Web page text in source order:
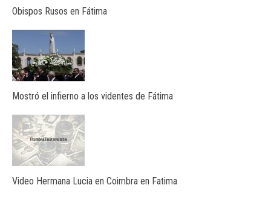
Obispos Rusos en Fátima
Mostró el infierno a los videntes de Fátima
Video Hermana Lucia en Coimbra en Fatima